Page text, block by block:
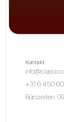
Kontakt
+31 6 450
Bürozeiten: